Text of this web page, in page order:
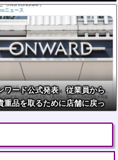
ワード公式発表 従業員から
重品を取るために店舗に戻っ